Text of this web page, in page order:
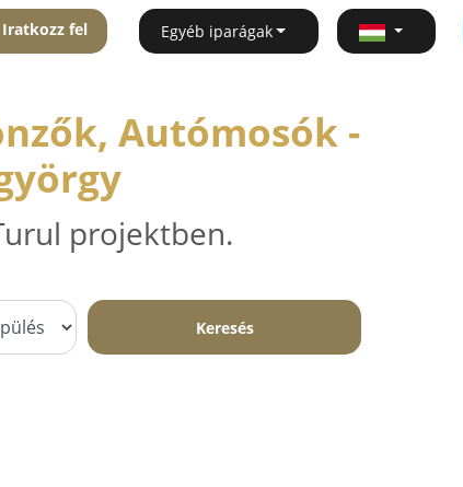
Iratkozz fel Egyéb iparágak
Autómosók -
projektben.
Keresés